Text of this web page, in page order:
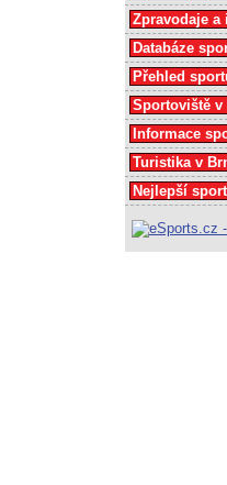
Zpravodaje a
Databáze
Přehled
Sportoviště v
Informace
Turistika v
Nejlepší